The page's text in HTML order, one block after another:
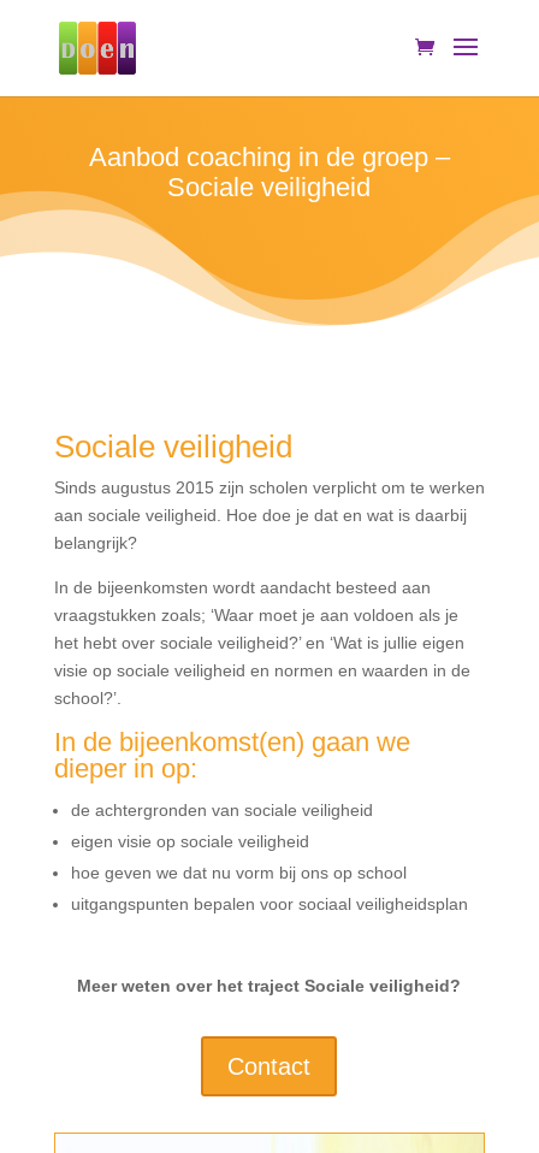
Aanbod coaching in de groep –
Sociale veiligheid
Sociale veiligheid
Sinds augustus 2015 zijn scholen verplicht om te werken
aan sociale veiligheid. Hoe doe je dat en wat is daarbij
belangrijk?
In de bijeenkomsten wordt aandacht besteed aan
vraagstukken zoals; ‘Waar moet je aan voldoen als je
het hebt over sociale veiligheid?’ en ‘Wat is jullie eigen
visie op sociale veiligheid en normen en waarden in de
school?’.
In de bijeenkomst(en) gaan we
dieper in op:
de achtergronden van sociale veiligheid
eigen visie op sociale veiligheid
hoe geven we dat nu vorm bij ons op school
uitgangspunten bepalen voor sociaal veiligheidsplan
Meer weten over het traject Sociale veiligheid?
Contact